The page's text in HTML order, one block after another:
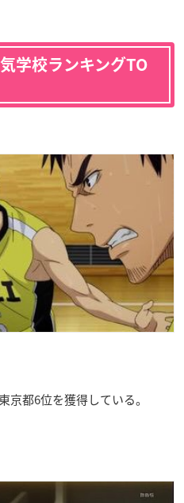
学校ランキングTO
京都6位を獲得している。